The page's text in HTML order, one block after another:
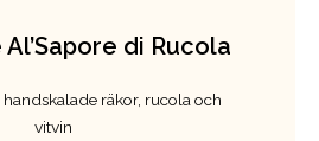
di Rucola
räkor, rucola och
vitvin